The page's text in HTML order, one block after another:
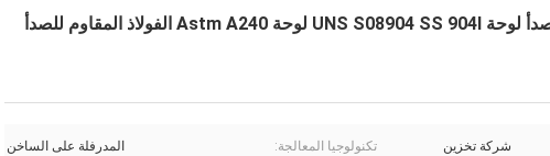
المدرفلة على الساخن 904L الفولاذ المقاوم للصدأ لوحة UNS S08904 SS 904l لوحة Astm A240 الفولاذ المقاوم للصدأ
شركة تخزين تكنولوجيا المعالجة: المدرفلة على الساخن